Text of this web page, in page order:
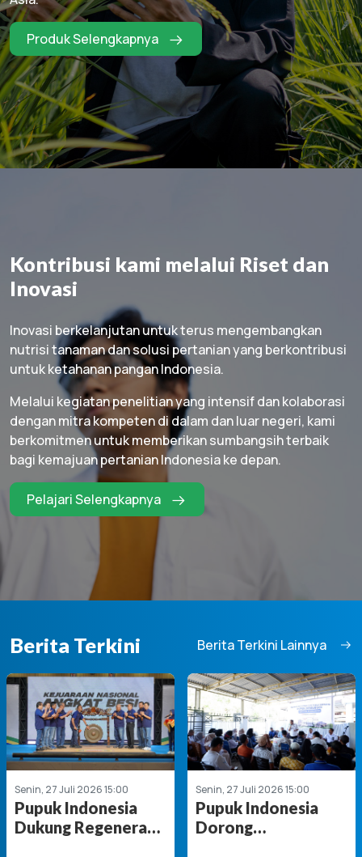
Produk Selengkapnya
Kontribusi kami melalui Riset dan
Inovasi
Inovasi berkelanjutan untuk terus mengembangkan
nutrisi tanaman dan solusi pertanian yang berkontribusi
untuk ketahanan pangan Indonesia.
Melalui kegiatan penelitian yang intensif dan kolaborasi
dengan mitra kompeten di dalam dan luar negeri, kami
berkomitmen untuk memberikan sumbangsih terbaik
bagi kemajuan pertanian Indonesia ke depan.
Pelajari Selengkapnya
Berita Terkini Berita Terkini Lainnya
Senin, 27 Juli 2026 15:00
Pupuk Indonesia
Dukung Regenerasi
Senin, 27 Juli 2026 15:00
Pupuk Indonesia
Dorong